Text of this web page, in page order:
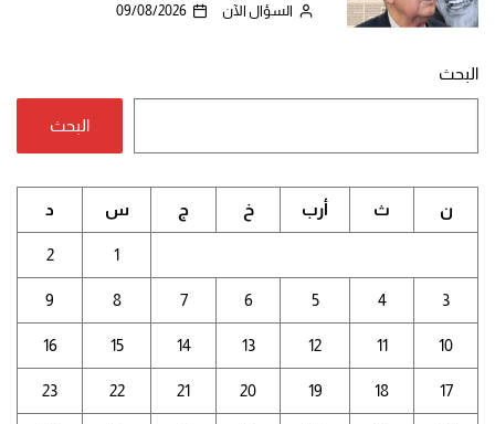
السؤال الآن 09/08/2026
البحث
البحث
ن ث أرب خ ج س د
1
2
3
4
5
6
7
8
9
10
11
12
13
14
15
16
17
18
19
20
21
22
23